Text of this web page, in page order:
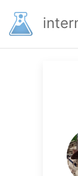
основному